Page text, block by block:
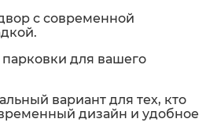
с современной
для вашего
вариант для тех, кто
дизайн и удобное